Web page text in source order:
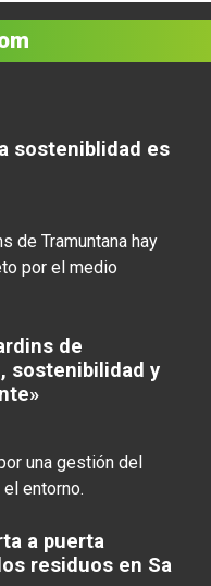
sosteniblidad es
de
sostenibilidad y
a puerta
residuos en Sa